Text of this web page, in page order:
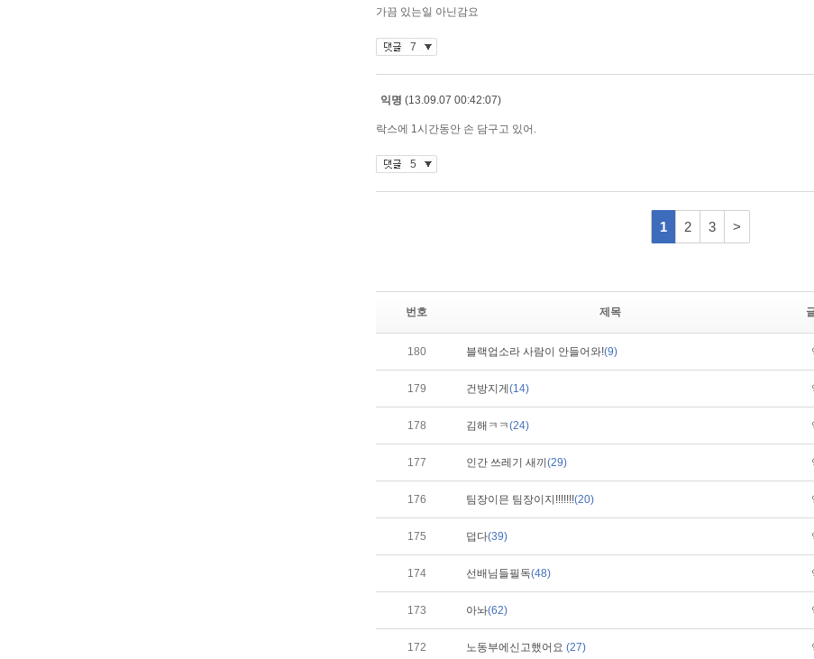
번호 제목
180 블랙업소라 사람이 안들어와!(9)
179 건방지게 (14)
178 김해ㅋㅋ(24)
177 인간 쓰레기 새끼 (29)
176 팀장이믄 팀장이지!!!!!!!(20)
175 덥다(39)
174 선배님들필독(48)
173 아놔(62)
172 노동부에신고했어요 (27)